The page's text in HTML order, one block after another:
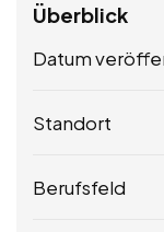
Überblick
Datum
Standort
Berufsfeld